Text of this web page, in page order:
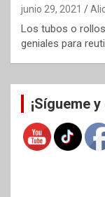
junio 29, 2021
Los tubos o
geniales para
¡Sígueme